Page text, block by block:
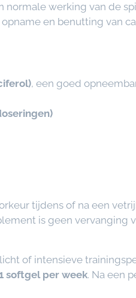
normale werking van de
en benutting van
, een goed
tijdens of na een
is geen
of intensieve
softgel per week. Na een